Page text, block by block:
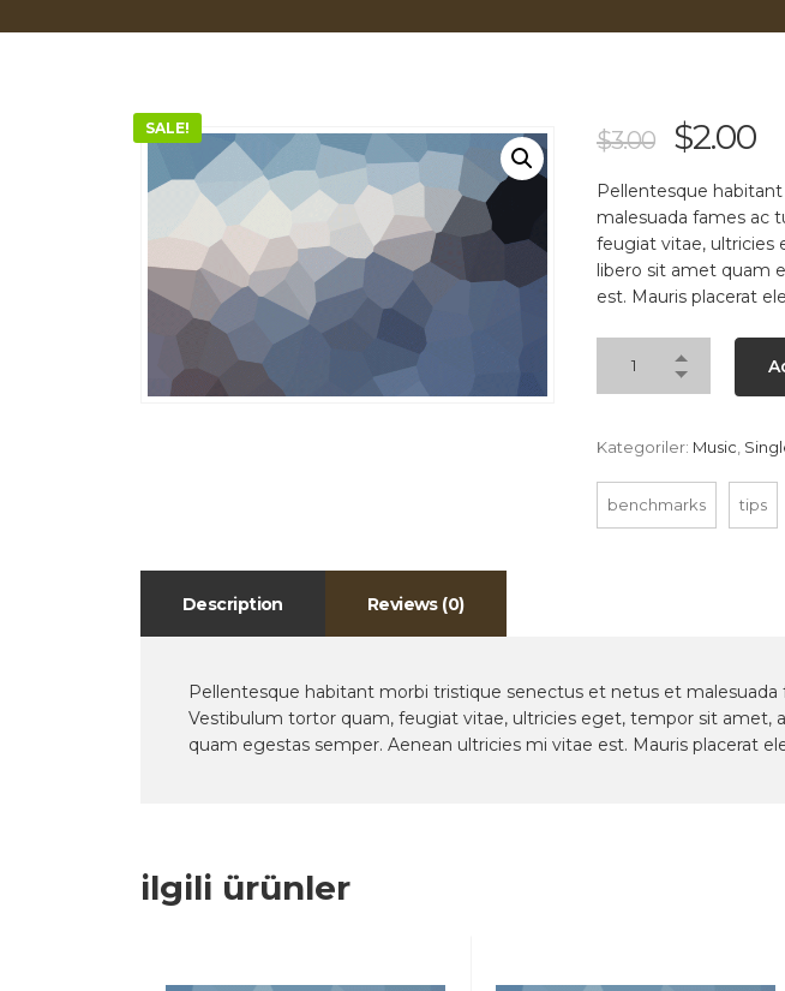
SALE! $3.00 $2.00
Pellentesque
malesuada fames ac
feugiat vitae, ultricies
libero sit amet quam
est. Mauris placerat
Kategoriler: Music
benchmarks tips
Description Reviews (0)
Pellentesque habitant morbi tristique senectus et netus et malesuada
Vestibulum tortor quam, feugiat vitae, ultricies eget, tempor sit amet,
quam egestas semper. Aenean ultricies mi vitae est. Mauris placerat
ilgili ürünler